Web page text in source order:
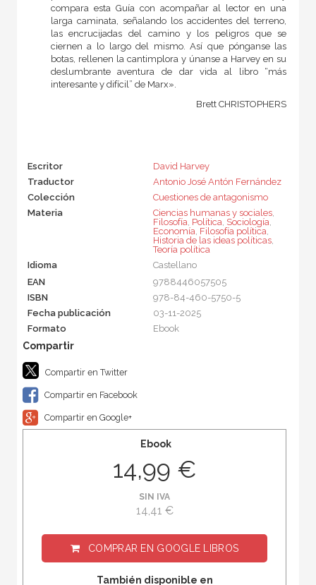
compara esta Guía con acompañar al lector en una
larga caminata, señalando los accidentes del terreno,
las encrucijadas del camino y los peligros que se
ciernen a lo largo del mismo. Así que pónganse las
botas, rellenen la cantimplora y únanse a Harvey en su
deslumbrante aventura de dar vida al libro “más
interesante y difícil” de Marx».
Brett CHRISTOPHERS
Escritor
David Harvey
Traductor
Antonio José Antón Fernández
Colección
Cuestiones de antagonismo
Materia
Ciencias humanas y sociales,
Filosofía Política Sociología
Economía Filosofía política
Historia de las ideas políticas,
Teoría política
Idioma
Castellano
EAN
9788446057505
ISBN
978-84-460-5750-5
Fecha publicación
03-11-2025
Formato
Ebook
Compartir en Twitter
Compartir en Facebook
Compartir en Google+
Ebook
14,99 €
SIN IVA
14,41 €
COMPRAR EN GOOGLE LIBROS
También disponible en